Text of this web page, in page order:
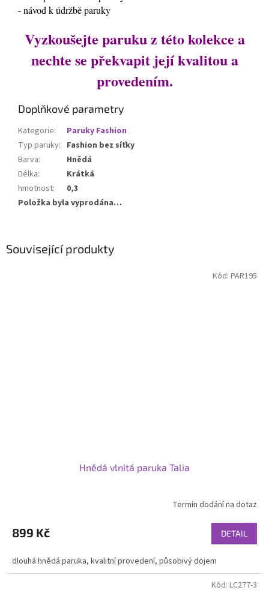
Související produkty
Hnědá vlnitá paruka Talia
Termín dodání na dotaz
899 Kč DETAIL
dlouhá hnědá paruka, kvalitní provedení, působivý dojem
Kód: PAR195
Kód: LC277-3
- návod k údržbě paruky
Vyzkoušejte paruku z této kolekce a
nechte se překvapit její kvalitou a
provedením.
Doplňkové parametry
Kategorie:
Paruky Fashion
Typ paruky: Fashion bez síťky
Barva:
Hnědá
Délka:
Krátká
hmotnost:
0,3
Položka byla vyprodána…